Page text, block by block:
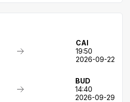
CAI
19:50
2026-09-22
BUD
14:40
2026-09-29